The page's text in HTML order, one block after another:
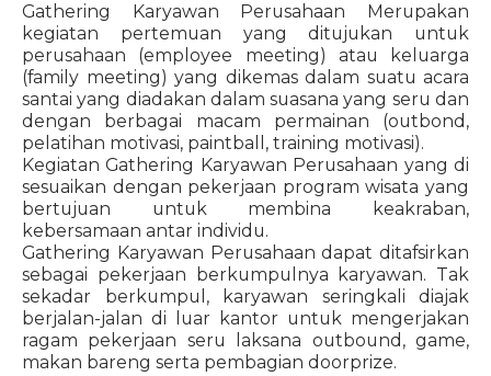
Gathering Karyawan Perusahaan Merupakan
kegiatan pertemuan yang ditujukan untuk
perusahaan (employee meeting) atau keluarga
(family meeting) yang dikemas dalam suatu acara
santai yang diadakan dalam suasana yang seru dan
dengan berbagai macam permainan (outbond,
pelatihan motivasi, paintball, training motivasi).
Kegiatan Gathering Karyawan Perusahaan yang di
sesuaikan dengan pekerjaan program wisata yang
bertujuan untuk membina keakraban,
kebersamaan antar individu.
Gathering Karyawan Perusahaan dapat ditafsirkan
sebagai pekerjaan berkumpulnya karyawan. Tak
sekadar berkumpul, karyawan seringkali diajak
berjalan-jalan di luar kantor untuk mengerjakan
ragam pekerjaan seru laksana outbound, game,
makan bareng serta pembagian doorprize.